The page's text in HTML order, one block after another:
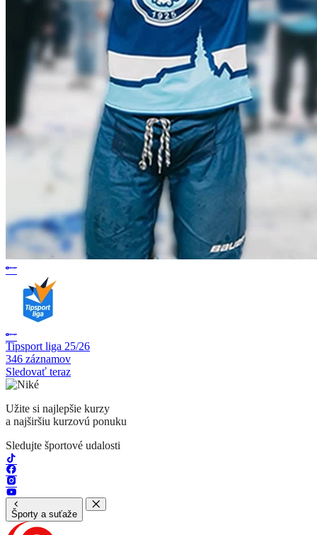
Tipsport liga 25/26
346 záznamov
Sledovať teraz
Užite si najlepšie kurzy
a najširšiu kurzovú ponuku
Sledujte športové udalosti
Športy a suťaže